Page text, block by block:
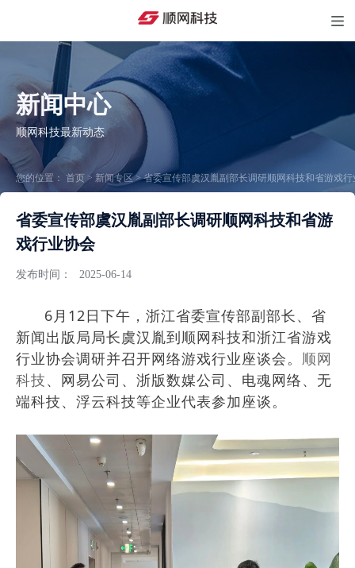
新闻中心
顺网科技最新动态
您的位置： 首页 > 新闻专区 > 省委宣传部虞汉胤副部长调研顺网科技和省游戏行
省委宣传部虞汉胤副部长调研顺网科技和省游
戏行业协会
发布时间： 2025-06-14
6月12日下午，浙江省委宣传部副部长、省
新闻出版局局长虞汉胤到顺网科技和浙江省游戏
行业协会调研并召开网络游戏行业座谈会。 顺网
科技、网易公司、浙版数媒公司、电魂网络、无
端科技、浮云科技等企业代表参加座谈。